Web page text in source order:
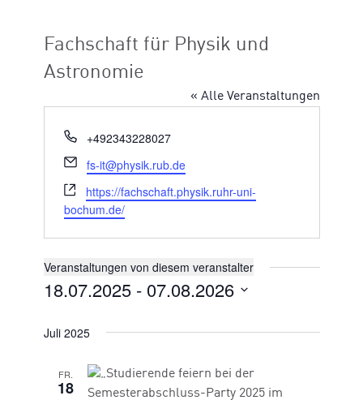
Fachschaft für Physik und
Astronomie
« Alle Veranstaltungen
Telefon
+492343228027
Email
fs-it@physik.rub.de
Webseite
https://fachschaft.physik.ruhr-uni-
bochum.de/
Veranstaltungen von diesem veranstalter
18.07.2025 - 07.08.2026
wählen.
Juli 2025
FR.
18